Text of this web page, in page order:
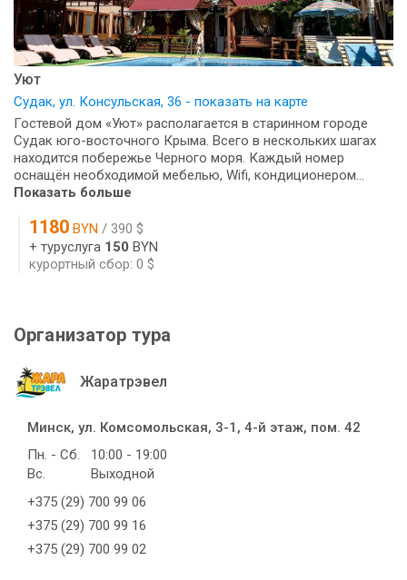
Уют
Судак, ул. Консульская, 36 - показать на карте
Гостевой дом «Уют» располагается в старинном городе
Судак юго-восточного Крыма. Всего в нескольких шагах
находится побережье Черного моря. Каждый номер
оснащён необходимой мебелью, Wifi, кондиционером...
Показать больше
1180 BYN / 390 $
+ туруслуга 150 BYN
курортный сбор: 0 $
Организатор тура
Жаратрэвел
Минск, ул. Комсомольская, 3-1, 4-й этаж, пом. 42
Пн. - Сб.
10:00 - 19:00
Вс.
Выходной
+375 (29) 700 99 06
+375 (29) 700 99 16
+375 (29) 700 99 02